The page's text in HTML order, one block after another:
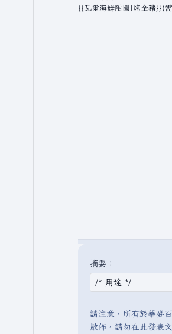
摘要：
請注意，所有於華麥
散佈，請勿在此發表文